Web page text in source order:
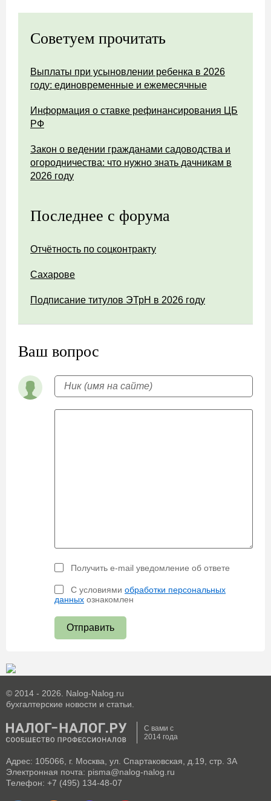
Советуем прочитать
Выплаты при усыновлении ребенка в 2026
году: единовременные и ежемесячные
Информация о ставке рефинансирования ЦБ
РФ
Закон о ведении гражданами садоводства и
огородничества: что нужно знать дачникам в
2026 году
Последнее с форума
Отчётность по соцконтракту
Сахарове
Подписание титулов ЭТрН в 2026 году
Ваш вопрос
Получить e-mail уведомление об ответе
С условиями обработки персональных
данных ознакомлен
Отправить
© 2014 - 2026. Nalog-Nalog.ru
бухгалтерские новости и статьи.
С вами с
2014 года
Адрес: 105066, г. Москва, ул. Спартаковская, д.19, стр. 3А
Электронная почта: pisma@nalog-nalog.ru
Телефон: +7 (495) 134-48-07